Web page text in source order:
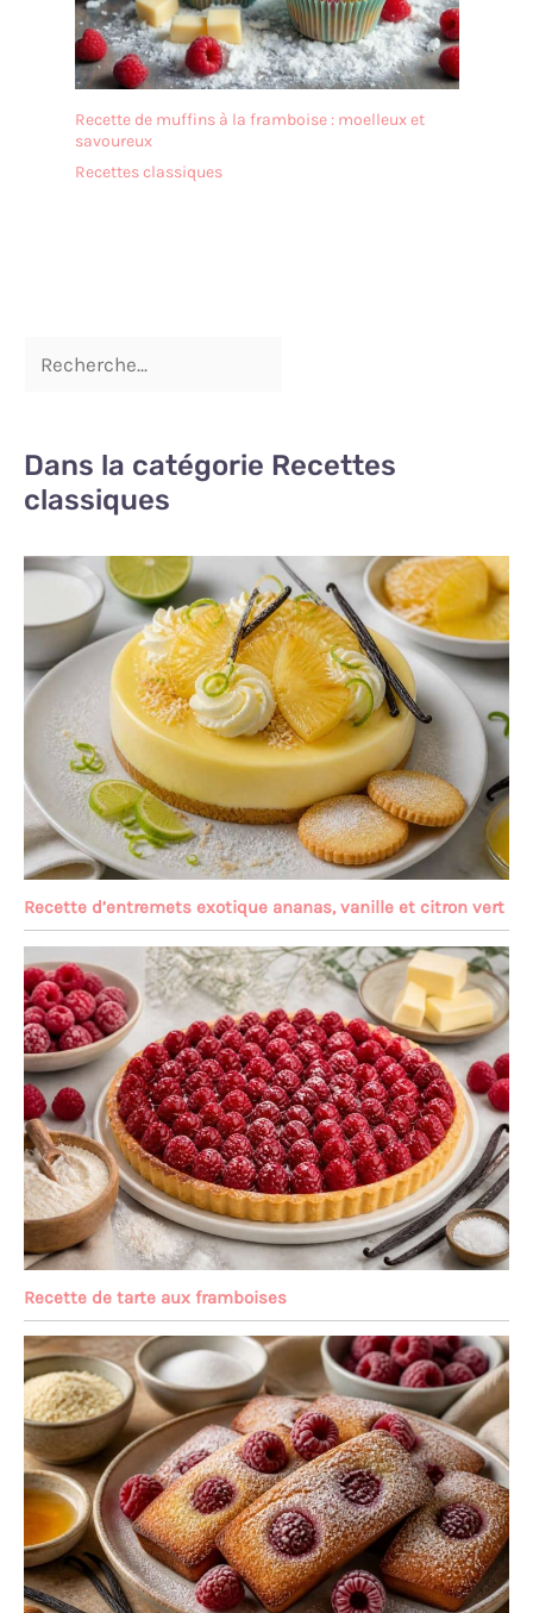
liquide vaisselle et d'eau et
est très facile à entretenir.
Afin de prolonger sa durée
de ne pas le nettoyer au
Recette de muffins à la framboise : moelleux et
savoureux
Recettes classiques
Dans la catégorie Recettes
classiques
Recette d’entremets exotique ananas, vanille et citron vert
Recette de tarte aux framboises